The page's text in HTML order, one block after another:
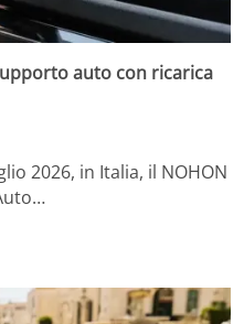
auto con ricarica
2026, in Italia, il NOHON